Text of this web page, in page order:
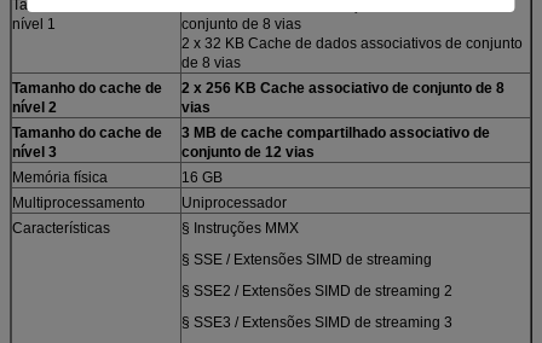
Tamanho do cache de
nível 1
conjunto de 8 vias
2 x 32 KB Cache de dados associativos de conjunto
de 8 vias
Tamanho do cache de
nível 2
2 x 256 KB Cache associativo de conjunto de 8
vias
Tamanho do cache de
nível 3
3 MB de cache compartilhado associativo de
conjunto de 12 vias
Memória física
16 GB
Multiprocessamento
Uniprocessador
Características
§ Instruções MMX
§ SSE / Extensões SIMD de streaming
§ SSE2 / Extensões SIMD de streaming 2
§ SSE3 / Extensões SIMD de streaming 3